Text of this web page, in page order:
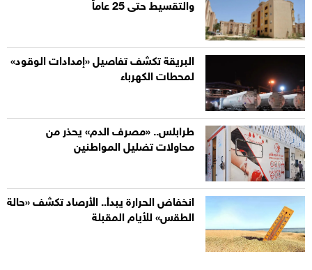
والتقسيط حتى 25 عاماً
البريقة تكشف تفاصيل «إمدادات الوقود»
لمحطات الكهرباء
طرابلس.. «مصرف الدم» يحذر من
محاولات تضليل المواطنين
انخفاض الحرارة يبدأ.. الأرصاد تكشف «حالة
الطقس» للأيام المقبلة